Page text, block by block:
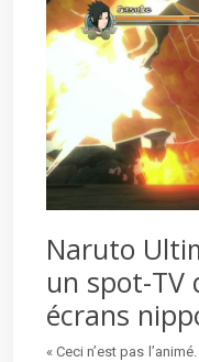
Naruto
un spot-TV
écrans
« Ceci n’est pas